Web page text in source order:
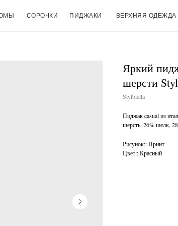
СОРОЧКИ ПИДЖАКИ ВЕРХНЯЯ ОДЕЖДА
Яркий
шерсти
Stylbiella
Пиджак casual из
шерсть, 26% шелк,
Рисунок:: Принт
Цвет:: Красный